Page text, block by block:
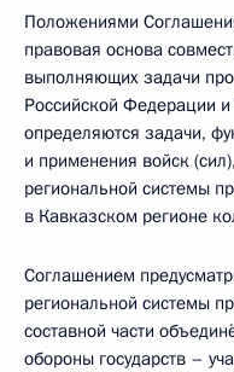
Положениями
правовая основа
выполняющих задачи
Российской Федерации
определяются задачи,
и применения войск
региональной системы
в Кавказском регионе
Соглашением
региональной системы
составной части
обороны государств –